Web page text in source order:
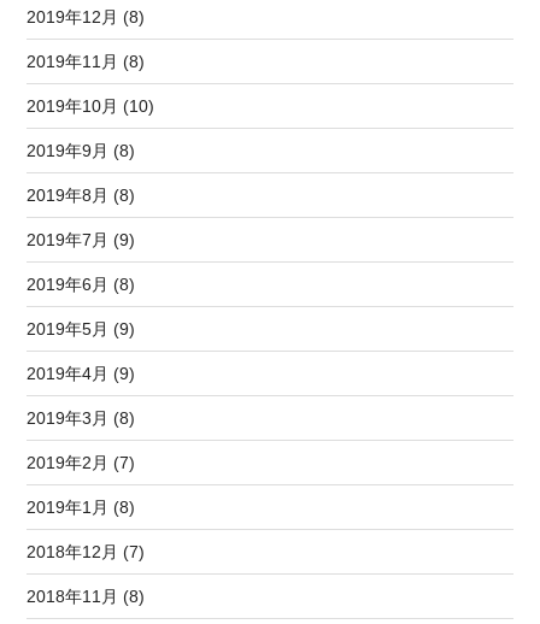
2019年12月 (8)
2019年11月 (8)
2019年10月 (10)
2019年9月 (8)
2019年8月 (8)
2019年7月 (9)
2019年6月 (8)
2019年5月 (9)
2019年4月 (9)
2019年3月 (8)
2019年2月 (7)
2019年1月 (8)
2018年12月 (7)
2018年11月 (8)